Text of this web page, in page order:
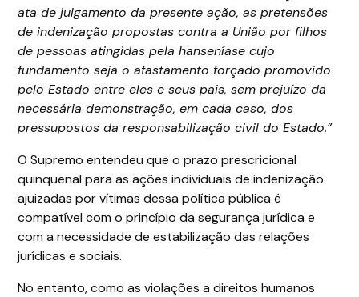
ata de julgamento da presente ação, as pretensões
de indenização propostas contra a União por filhos
de pessoas atingidas pela hanseníase cujo
fundamento seja o afastamento forçado promovido
pelo Estado entre eles e seus pais, sem prejuízo da
necessária demonstração, em cada caso, dos
pressupostos da responsabilização civil do Estado.”
O Supremo entendeu que o prazo prescricional
quinquenal para as ações individuais de indenização
ajuizadas por vítimas dessa política pública é
compatível com o princípio da segurança jurídica e
com a necessidade de estabilização das relações
jurídicas e sociais.
No entanto, como as violações a direitos humanos